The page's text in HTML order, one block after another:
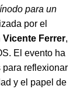
para un
por el
Ferrer,
El evento ha
reflexionar
y el papel de